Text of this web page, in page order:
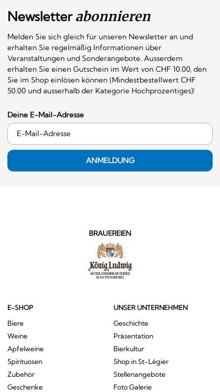
Newsletterabonnieren
Melden Sie sich gleich für unseren Newsletter an und
erhalten Sie regelmäßig Informationen über
Veranstaltungen und Sonderangebote. Ausserdem
erhalten Sie einen Gutschein im Wert von CHF 10.00, den
Sie im Shop einlösen können (Mindestbestellwert CHF
50.00 und ausserhalb der Kategorie Hochprozentiges)!
Deine E-Mail-Adresse
ANMELDUNG
BRAUEREIEN
E-SHOP
Biere
Weine
Apfelweine
Spirituosen
Zubehör
Geschenke
UNSER UNTERNEHMEN
Geschichte
Präsentation
Bierkultur
Shop in St-Légier
Stellenangebote
Foto Galerie